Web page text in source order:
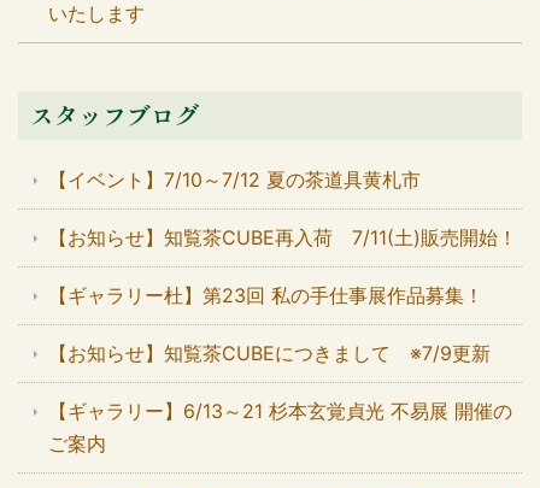
いたします
スタッフブログ
【イベント】7/10～7/12 夏の茶道具黄札市
【お知らせ】知覧茶CUBE再入荷 7/11(土)販売開始！
【ギャラリー杜】第23回 私の手仕事展作品募集！
【お知らせ】知覧茶CUBEにつきまして ※7/9更新
【ギャラリー】6/13～21 杉本玄覚貞光 不易展 開催の
ご案内